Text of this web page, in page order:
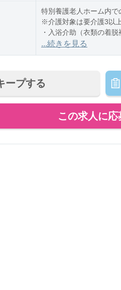
特別養護老人ホーム内で
※介護対象は要介護3以
・入浴介助（衣類の着
・食事介助（食事摂取
...続きを見る
ープする
この求人に応